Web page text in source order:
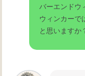
バーエンドウ
ウィンカーで
と思いますか